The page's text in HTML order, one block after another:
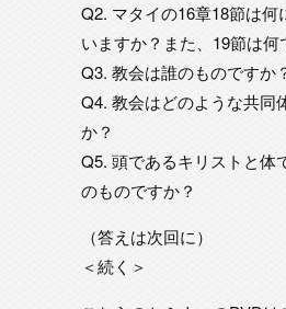
Q2. マタイの16章18節は何
いますか？また、19節は何
Q3. 教会は誰のものですか
Q4. 教会はどのような共同
か？
Q5. 頭であるキリストと体
のものですか？
（答えは次回に）
＜続く＞